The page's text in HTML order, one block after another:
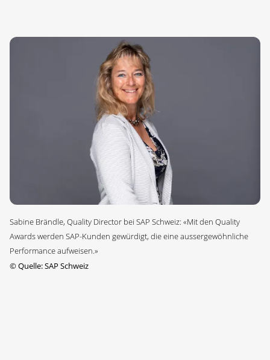
Sabine Brändle, Quality Director bei SAP Schweiz: «Mit den Quality
Awards werden SAP-Kunden gewürdigt, die eine aussergewöhnliche
Performance aufweisen.»
©Quelle: SAP Schweiz